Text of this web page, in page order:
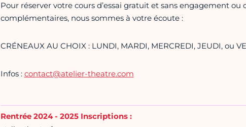
Pour réserver votre cours d’essai gratuit et sans engagement
complémentaires, nous sommes à votre écoute :
CRÉNEAUX AU CHOIX : LUNDI, MARDI, MERCREDI, JEUDI, ou
Infos : contact@atelier-theatre.com
Rentrée 2024 - 2025 Inscriptions :